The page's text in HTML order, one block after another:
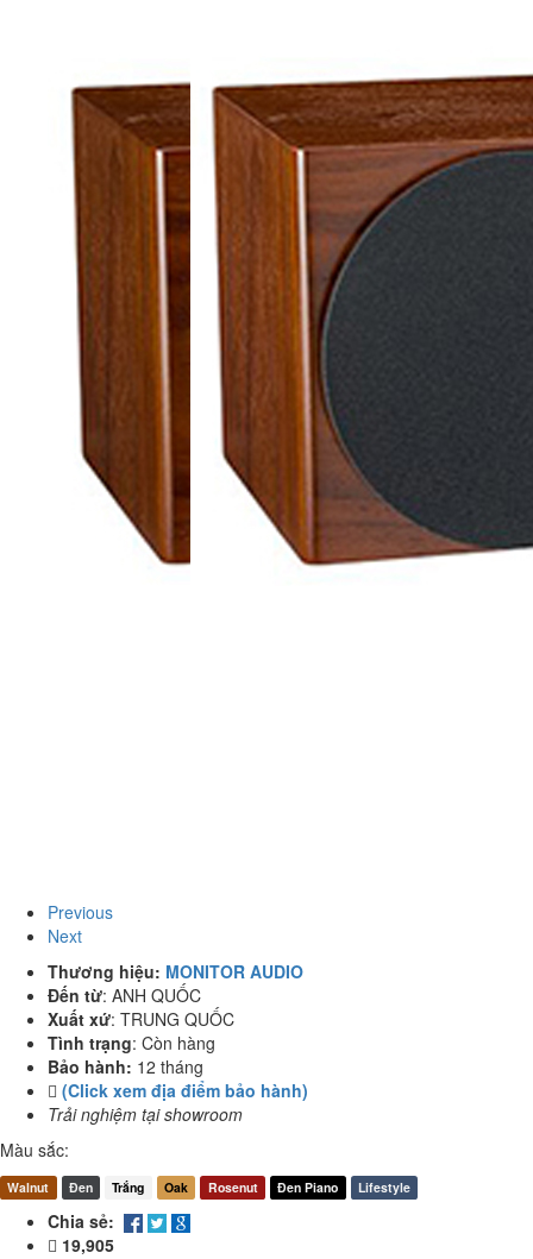
Previous
Next
Thương hiệu: MONITOR AUDIO
Đến từ: ANH QUỐC
Xuất xứ: TRUNG QUỐC
Tình trạng: Còn hàng
Bảo hành: 12 tháng
(Click xem địa điểm bảo hành)
Trải nghiệm tại showroom
Màu sắc:
Walnut Đen Trắng Oak Rosenut Đen Piano Lifestyle
Chia sẻ:
19,905